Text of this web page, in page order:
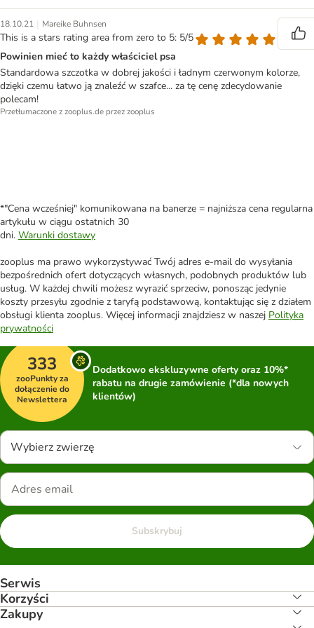
18.10.21 | Mareike Buhnsen
This is a stars rating area from zero to 5: 5/5
Powinien mieć to każdy właściciel psa
Standardowa szczotka w dobrej jakości i ładnym czerwonym kolorze,
dzięki czemu łatwo ją znaleźć w szafce... za tę cenę zdecydowanie
polecam!
Przetłumaczone z zooplus.de przez zooplus
*"Cena wcześniej" komunikowana na banerze = najniższa cena regularna
artykułu w ciągu ostatnich 30
dni. Warunki dostawy
zooplus ma prawo wykorzystywać Twój adres e-mail do wysyłania
bezpośrednich ofert dotyczących własnych, podobnych produktów lub
usług. W każdej chwili możesz wyrazić sprzeciw, ponosząc jedynie
koszty przesyłu zgodnie z taryfą podstawową, kontaktując się z działem
obsługi klienta zooplus. Więcej informacji znajdziesz w naszej Polityka
prywatności
333
zooPunkty za
dołączenie do
Newslettera
Dodatkowo ekskluzywne oferty oraz 10%*
rabatu na drugie zamówienie (*dla nowych
klientów)
Wybierz zwierzę
Subskrybuj
Serwis
Korzyści
Zakupy